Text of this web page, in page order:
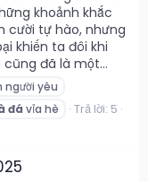
khoảnh khắc
cười tự hào, nhưng
khiến ta đôi khi
đã là một...
yêu
đá vỉa hè
Trả lời: 5